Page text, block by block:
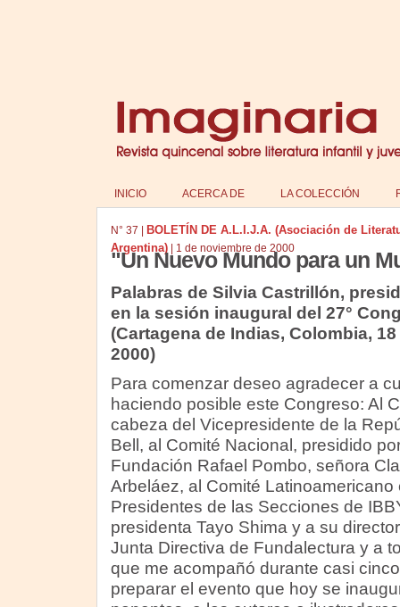
INICIO ACERCA DE LA COLECCIÓN
N° 37
BOLETÍN DE A.L.I.J.A. (Asociación de
Argentina)
1 de noviembre de 2000
"Un Nuevo Mundo para un
Palabras de Silvia Castrillón,
en la sesión inaugural del 27°
(Cartagena de Indias, Colombia,
2000)
Para comenzar deseo agradecer a
haciendo posible este Congreso: Al
cabeza del Vicepresidente de la
Bell, al Comité Nacional, presidido
Fundación Rafael Pombo, señora
Arbeláez, al Comité
Presidentes de las Secciones de
presidenta Tayo Shima y a su
Junta Directiva de Fundalectura y a
que me acompañó durante casi
preparar el evento que hoy se